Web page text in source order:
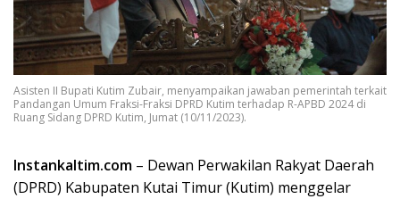
Asisten II Bupati Kutim Zubair, menyampaikan jawaban pemerintah terkait
Pandangan Umum Fraksi-Fraksi DPRD Kutim terhadap R-APBD 2024 di
Ruang Sidang DPRD Kutim, Jumat (10/11/2023).
Instankaltim.com – Dewan Perwakilan Rakyat Daerah
(DPRD) Kabupaten Kutai Timur (Kutim) menggelar